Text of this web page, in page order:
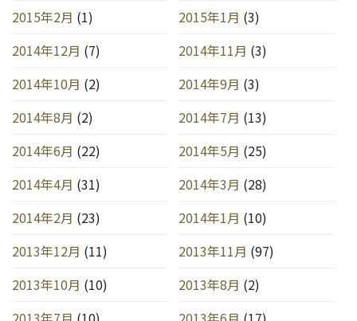
2015年2月 (1) 2015年1月 (3)
2014年12月 (7) 2014年11月 (3)
2014年10月 (2) 2014年9月 (3)
2014年8月 (2) 2014年7月 (13)
2014年6月 (22) 2014年5月 (25)
2014年4月 (31) 2014年3月 (28)
2014年2月 (23) 2014年1月 (10)
2013年12月 (11) 2013年11月 (97)
2013年10月 (10) 2013年8月 (2)